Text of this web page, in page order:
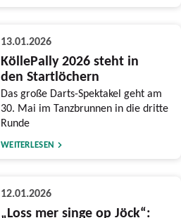
13.01.2026
KöllePally 2026 steht in
den Startlöchern
Das große Darts-Spektakel geht am
30. Mai im Tanzbrunnen in die dritte
Runde
WEITERLESEN
12.01.2026
„Loss mer singe op Jöck“: